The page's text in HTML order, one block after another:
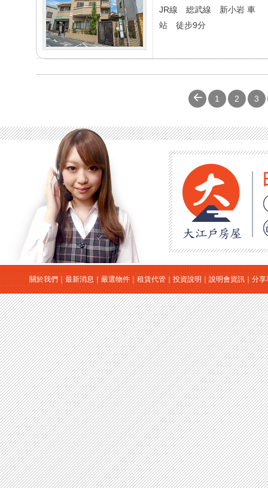
JR線 総武線 新小岩 車
站 徒步9分
1 2 3
關於我們 最新消息 嚴選物件 租賃代管 投資說明 說明會資訊 分享
日本房地產
｜
日本買房
｜
日本購屋
｜
日本投資
｜
大江戶房屋有限公司